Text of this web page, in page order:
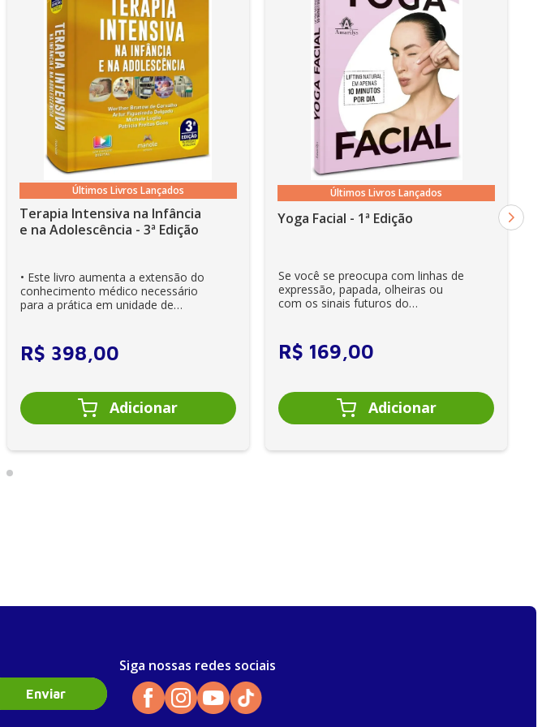
Últimos Livros Lançados
Terapia Intensiva na Infância
e na Adolescência - 3ª Edição
• Este livro aumenta a extensão do
conhecimento médico necessário
para a prática em unidade de
R$ 398,00
Últimos Livros Lançados
Yoga Facial - 1ª Edição
Se você se preocupa com linhas de
expressão, papada, olheiras ou
com os sinais futuros do
R$ 169 00
Enviar
Siga nossas redes sociais